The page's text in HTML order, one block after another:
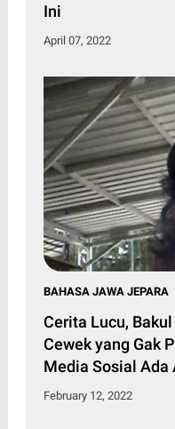
Ini
April 07, 2022
BAHASA JAWA JEPARA
Cerita Lucu,
Cewek yang Gak
Media Sosial Ada
February 12, 2022